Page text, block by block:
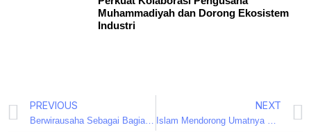
Muhammadiyah dan Dorong Ekosistem
Industri
PREVIOUS
Berwirausaha Sebagai Bagian Dari Jihad
NEXT
Islam Mendorong Umatnya Menjadi Pengusaha